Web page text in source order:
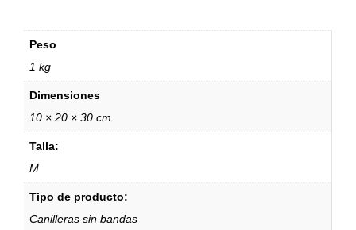
Peso
1 kg
Dimensiones
10 × 20 × 30 cm
Talla:
M
Tipo de producto:
Canilleras sin bandas